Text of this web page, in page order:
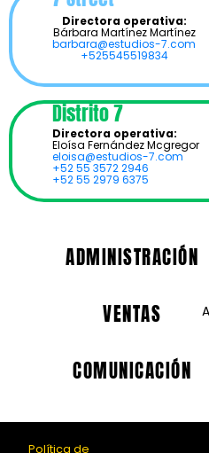
Directora operativa:
Bárbara Martínez Martínez
barbara@estudios-7.com
+525545519834
Distrito 7
Directora operativa:
Eloísa Fernández Mcgregor
eloisa@estudios-7.com
+52 55 3572 2946
+52 55 2979 6375
ADMINISTRACIÓN
VENTAS
COMUNICACIÓN
Política de